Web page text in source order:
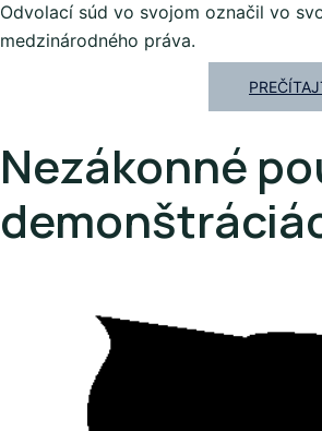
Odvolací súd vo svojom označil vo
medzinárodného práva.
Nezákonné